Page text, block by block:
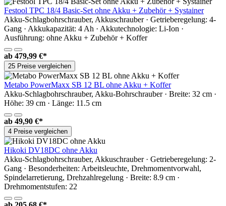
Festool TPC 18/4 Basic-Set ohne Akku + Zubehör + Systainer
Akku-Schlagbohrschrauber, Akkuschrauber · Getrieberegelung: 4-
Gang · Akkukapazität: 4 Ah · Akkutechnologie: Li-Ion ·
Ausführung: ohne Akku + Zubehör + Koffer
ab 479,99 €*
25 Preise vergleichen
Metabo PowerMaxx SB 12 BL ohne Akku + Koffer
Akku-Schlagbohrschrauber, Akku-Bohrschrauber · Breite: 32 cm ·
Höhe: 39 cm · Länge: 11.5 cm
ab 49,90 €*
4 Preise vergleichen
Hikoki DV18DC ohne Akku
Akku-Schlagbohrschrauber, Akkuschrauber · Getrieberegelung: 2-
Gang · Besonderheiten: Arbeitsleuchte, Drehmomentvorwahl,
Spindelarretierung, Drehzahlregelung · Breite: 8.9 cm ·
Drehmomentstufen: 22